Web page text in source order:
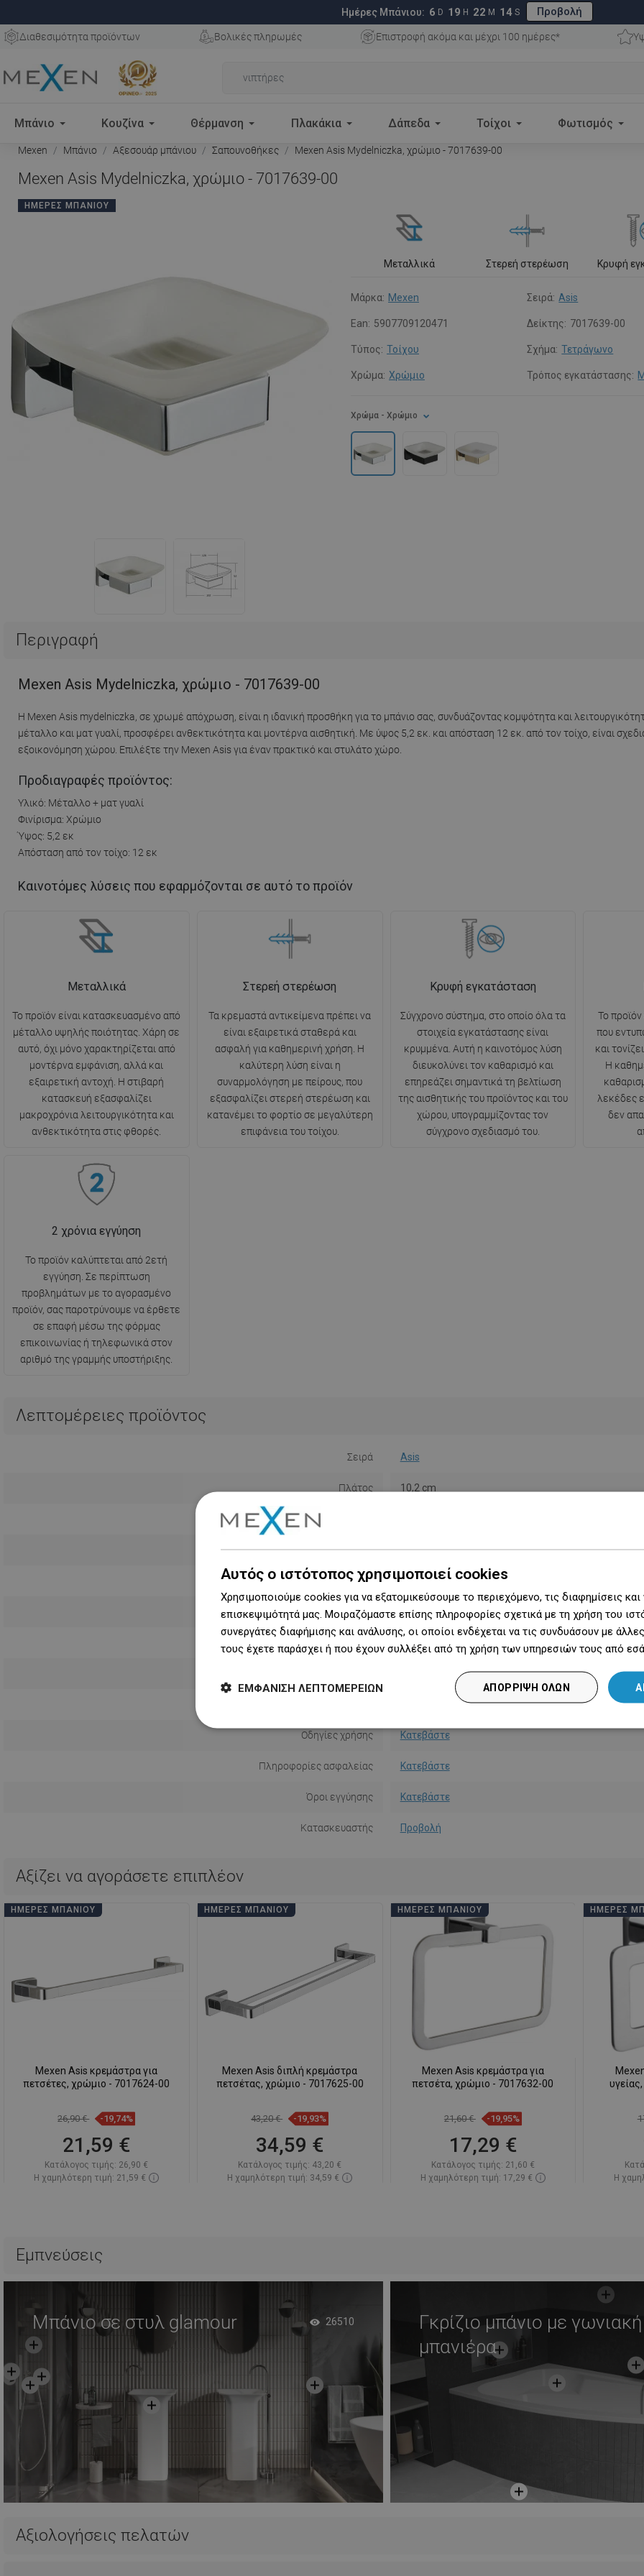
Ημέρες Μπάνιου: 6 D 19 H 22 M 13 S Προβολή
Διαθεσιμότητα προϊόντων Βολικές πληρωμές Επιστροφή ακόμα και μέχρι 100 ημέρες*
Μπάνιο Κουζίνα Θέρμανση Πλακάκια Δάπεδα Τοίχοι Φωτισμός
Mexen Μπάνιο Αξεσουάρ μπάνιου Σαπουνοθήκες Mexen Asis Mydelniczka, χρώμιο - 7017639-00
Mexen Asis Mydelniczka, χρώμιο - 7017639-00
ΗΜΈΡΕΣ ΜΠΆΝΙΟΥ
Μεταλλικά Στερεή στερέωση Κρυφή
Μάρκα: Mexen Σειρά: Asis
Ean: 5907709120471 Δείκτης: 7017639-00
Τύπος: Τοίχου Σχήμα: Τετράγωνο
Χρώμα: Χρώμιο Τρόπος εγκατάστασης:
Χρώμα - Χρώμιο
Περιγραφή
Mexen Asis Mydelniczka, χρώμιο - 7017639-00
Η Mexen Asis mydelniczka, σε χρωμέ απόχρωση, είναι η ιδανική προσθήκη για το μπάνιο σας, συνδυάζοντας κομψότητα και
μέταλλο και ματ γυαλί, προσφέρει ανθεκτικότητα και μοντέρνα αισθητική. Με ύψος 5,2 εκ. και απόσταση 12 εκ. από τον τοίχο, είναι
εξοικονόμηση χώρου. Επιλέξτε την Mexen Asis για έναν πρακτικό και στυλάτο χώρο.
Προδιαγραφές προϊόντος:
Υλικό: Μέταλλο + ματ γυαλί
Φινίρισμα: Χρώμιο
Ύψος: 5,2 εκ
Απόσταση από τον τοίχο: 12 εκ
Καινοτόμες λύσεις που εφαρμόζονται σε αυτό το προϊόν
Μεταλλικά
Το προϊόν είναι κατασκευασμένο από
μέταλλο υψηλής ποιότητας. Χάρη σε
αυτό, όχι μόνο χαρακτηρίζεται από
μοντέρνα εμφάνιση, αλλά και
εξαιρετική αντοχή. Η στιβαρή
κατασκευή εξασφαλίζει
μακροχρόνια λειτουργικότητα και
ανθεκτικότητα στις φθορές.
Στερεή στερέωση
Τα κρεμαστά αντικείμενα πρέπει να
είναι εξαιρετικά σταθερά και
ασφαλή για καθημερινή χρήση. Η
καλύτερη λύση είναι η
συναρμολόγηση με πείρους, που
εξασφαλίζει στερεή στερέωση και
κατανέμει το φορτίο σε μεγαλύτερη
επιφάνεια του τοίχου.
Κρυφή εγκατάσταση
Σύγχρονο σύστημα, στο οποίο όλα τα
στοιχεία εγκατάστασης είναι
κρυμμένα. Αυτή η καινοτόμος λύση
διευκολύνει τον καθαρισμό και
επηρεάζει σημαντικά τη βελτίωση
της αισθητικής του προϊόντος και του
χώρου, υπογραμμίζοντας τον
σύγχρονο σχεδιασμό του.
Το προϊόν
που
και
Η
λεκέδες
δεν
2 χρόνια εγγύηση
Το προϊόν καλύπτεται από 2ετή
εγγύηση. Σε περίπτωση
προβλημάτων με το αγορασμένο
προϊόν, σας παροτρύνουμε να έρθετε
σε επαφή μέσω της φόρμας
επικοινωνίας ή τηλεφωνικά στον
αριθμό της γραμμής υποστήριξης.
Λεπτομέρειες προϊόντος
Σειρά Asis
Πλάτος 10,2 cm
Τύπος Τοίχου
Χρώμα Χρώμιο
Υλικό Γυαλί/Μέταλλο
Σχήμα Τετράγωνο
Οδηγίες χρήσης Κατεβάστε
Πληροφορίες ασφαλείας Κατεβάστε
Όροι εγγύησης Κατεβάστε
Κατασκευαστής Προβολή
Αξίζει να αγοράσετε επιπλέον
ΗΜΈΡΕΣ ΜΠΆΝΙΟΥ
Mexen Asis κρεμάστρα για
πετσέτες, χρώμιο - 7017624-00
26,90 € -19,74%
21,59 €
Κατάλογος τιμής: 26,90 €
Η χαμηλότερη τιμή: 21,59 €
ΗΜΈΡΕΣ ΜΠΆΝΙΟΥ
Mexen Asis διπλή κρεμάστρα
πετσέτας, χρώμιο - 7017625-00
43,20 € -19,93%
34,59 €
Κατάλογος τιμής: 43,20 €
Η χαμηλότερη τιμή: 34,59 €
ΗΜΈΡΕΣ ΜΠΆΝΙΟΥ
Mexen Asis κρεμάστρα για
πετσέτα, χρώμιο - 7017632-00
21,60 € -19,95%
17,29 €
Κατάλογος τιμής: 21,60 €
Η χαμηλότερη τιμή: 17,29 €
ΗΜΈΡΕΣ
Η
Εμπνεύσεις
Μπάνιο σε στυλ glamour 26510
Γκρίζιο μπάνιο με γωνιακή
μπανιέρα
Αξιολογήσεις πελατών
Αυτός ο ιστότοπος χρησιμοποιεί cookies
Χρησιμοποιούμε cookies για να εξατομικεύσουμε το περιεχόμενο, τις διαφημίσεις
επισκεψιμότητά μας. Μοιραζόμαστε επίσης πληροφορίες σχετικά με τη χρήση του
συνεργάτες διαφήμισης και ανάλυσης, οι οποίοι ενδέχεται να τις συνδυάσουν με
τους έχετε παράσχει ή που έχουν συλλέξει από τη χρήση των υπηρεσιών τους από
ΑΠΌΡΡΙΨΗ ΌΛΩΝ
ΕΜΦΆΝΙΣΗ ΛΕΠΤΟΜΕΡΕΙΏΝ